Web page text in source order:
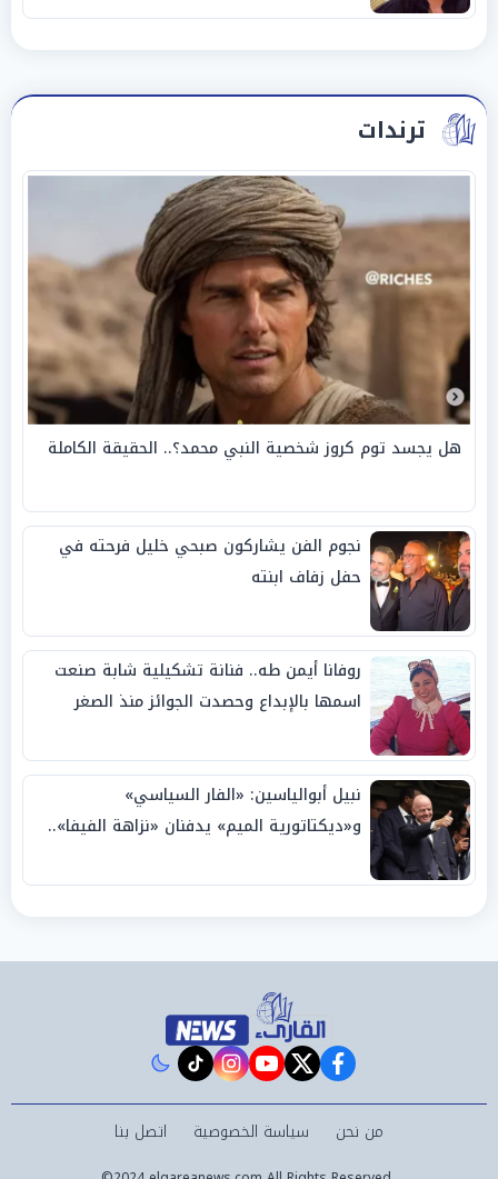
ترندات
هل يجسد توم كروز شخصية النبي محمد؟.. الحقيقة الكاملة
نجوم الفن يشاركون صبحي خليل فرحته في
حفل زفاف ابنته
روفانا أيمن طه.. فنانة تشكيلية شابة صنعت
اسمها بالإبداع وحصدت الجوائز منذ الصغر
نبيل أبوالياسين: «الفار السياسي»
و«ديكتاتورية الميم» يدفنان «نزاهة الفيفا»..
facebook
twitter
youtube
instagram
tiktok
من نحن سياسة الخصوصية اتصل بنا